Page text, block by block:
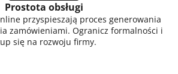
Prostota obsługi
przyspieszają proces generowania
zamówieniami. Ogranicz formalności i
się na rozwoju firmy.